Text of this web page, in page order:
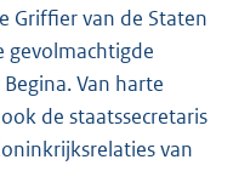
Griffier van de Staten
gevolmachtigde
Van harte
de staatssecretaris
van